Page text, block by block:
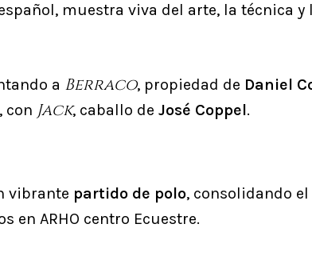
muestra viva del arte, la técnica y
a Berraco, propiedad de Daniel
, con Jack, caballo de José Coppel.
vibrante partido de polo, consolidando
en ARHO centro Ecuestre.